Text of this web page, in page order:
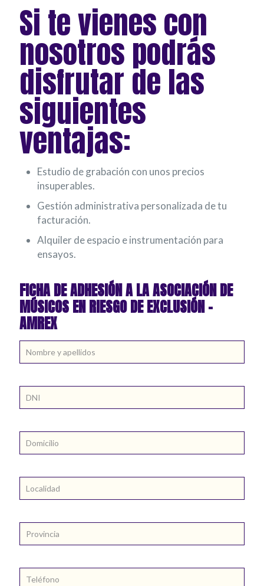
Si te vienes con
nosotros podrás
disfrutar de las
siguientes
ventajas:
Estudio de grabación con unos precios
insuperables.
Gestión administrativa personalizada de tu
facturación.
Alquiler de espacio e instrumentación para
ensayos.
FICHA DE ADHESIÓN A LA ASOCIACIÓN DE
MÚSICOS EN RIESGO DE EXCLUSIÓN –
AMREX